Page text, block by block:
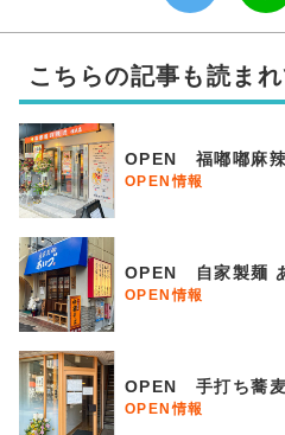
こちらの記事も読ま
OPEN 福嘟嘟麻辣
OPEN情報
OPEN 自家製麺
OPEN情報
OPEN 手打ち蕎麦
OPEN情報